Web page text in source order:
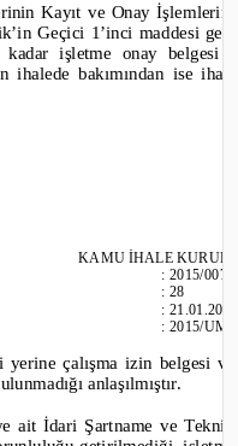
Kayıtve Onay
Geçici 1’inci maddesi
kadar işletme onay
ihalede bakımından ise
KAMU İHALE
:2015/007
:28
:
:2015/
yerine çalışma izin belgesi
anlaşılmıştır.
ait İdari Şartnameve